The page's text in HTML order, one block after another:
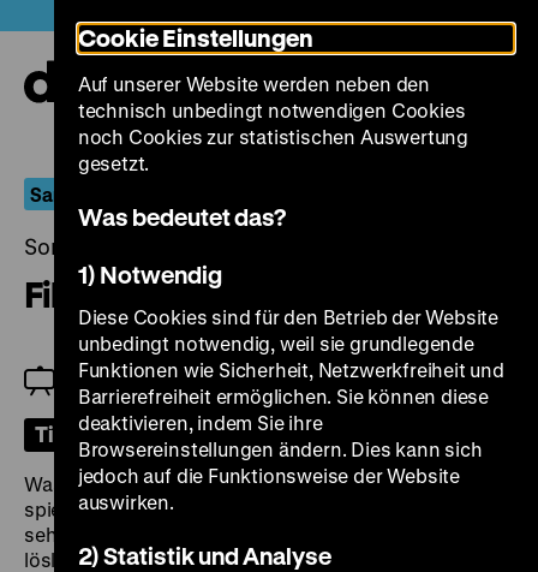
zum
Seiteninhalt
springen
Sammelt Filme!
Sonntag, 22. September 2024, 12.00 Uhr
Filmkonfekt und Koffein
Zu Gast: Axel Hampel
Tickets
Was eignet sich zum Sammeln? Und welche Rolle
spielen dabei Erinnerungen und Nostalgie? Dazu
sehen wir im Vorprogramm 16 Werbespots für
löslichen Kaffee, die 60 Jahre nach ihrer Entstehung
Cookie Einstellungen
Auf unserer Website werden neben den
technisch unbedingt notwendigen Cookies
noch Cookies zur statistischen Auswertung
gesetzt.
Was bedeutet das?
1) Notwendig
Diese Cookies sind für den Betrieb der Website
unbedingt notwendig, weil sie grundlegende
Funktionen wie Sicherheit, Netzwerkfreiheit und
Barrierefreiheit ermöglichen. Sie können diese
deaktivieren, indem Sie ihre
Browsereinstellungen ändern. Dies kann sich
jedoch auf die Funktionsweise der Website
auswirken.
2) Statistik und Analyse